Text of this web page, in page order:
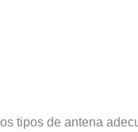
tipos de antena